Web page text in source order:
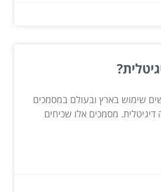
שימוש בארץ ובעולם במסמכים
מסמכים אלו שכיחים